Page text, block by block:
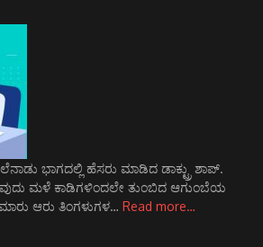
ಭಾಗದಲ್ಲಿ ಹೆಸರು ಮಾಡಿದ ಡಾಕ್ಟ್ರು ಶಾಪ್.
ಮಳೆ ಕಾಡಿಗಳಿಂದಲೇ ತುಂಬಿದ ಆಗುಂಬೆಯ
ಆರು ತಿಂಗಳುಗಳ… Read more…